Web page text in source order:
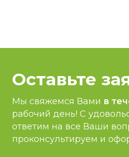
Оставьте
Мы свяжемся Вами в
рабочий день! С
ответим на все Ваши
проконсультируем и